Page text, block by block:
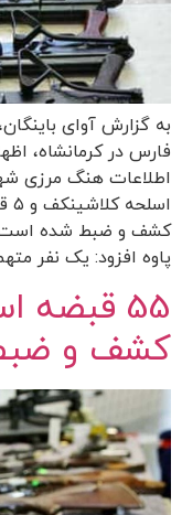
به گزارش آوای
فارس در کرمانشاه،
کشف و ضبط شده است.
پاوه افزود: یک نفر
55
کشف و